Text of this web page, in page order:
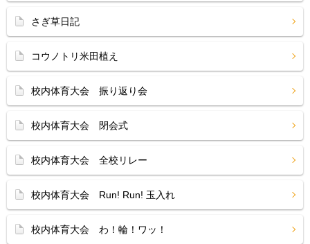
さぎ草日記
コウノトリ米田植え
校内体育大会 振り返り会
校内体育大会 閉会式
校内体育大会 全校リレー
校内体育大会 Run! Run! 玉入れ
校内体育大会 わ！輪！ワッ！